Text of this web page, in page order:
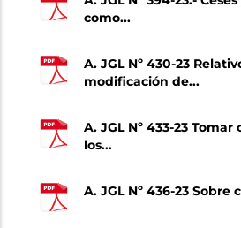
como...
A. JGL Nº 430-23
modificación de...
A. JGL Nº 433-23
los...
A. JGL Nº 436-23 Sobre